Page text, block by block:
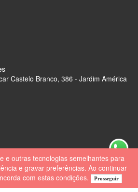
e outras tecnologias semelhantes para
e gravar preferências. Ao continuar
com estas condições.
Prosseguir
Castelo Branco, 386 - Jardim América